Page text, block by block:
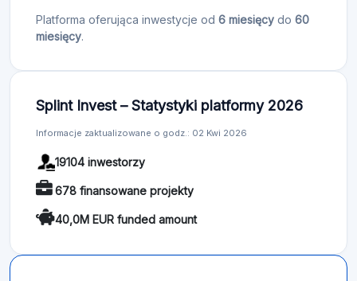
Platforma oferująca inwestycje od 6 miesięcy do 60
miesięcy.
Splint Invest – Statystyki platformy 2026
Informacje zaktualizowane o godz.: 02 Kwi 2026
19104 inwestorzy
678 finansowane projekty
40,0M EUR funded amount